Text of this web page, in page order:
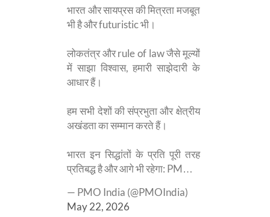
भारत और सायप्रस की मित्रता मजबूत
भी है और futuristic भी।
लोकतंत्र और rule of law जैसे मूल्यों
में साझा विश्वास, हमारी साझेदारी के
आधार हैं।
हम सभी देशों की संप्रभुता और क्षेत्रीय
अखंडता का सम्मान करते हैं।
भारत इन सिद्धांतों के प्रति पूरी तरह
प्रतिबद्ध है और आगे भी रहेगा: PM…
— PMO India (@PMOIndia)
May 22, 2026